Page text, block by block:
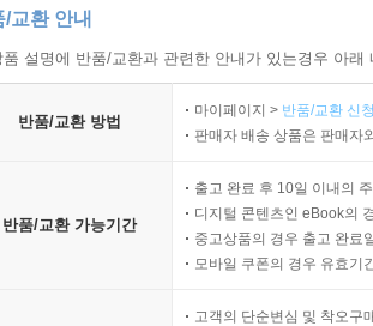
/교환 안내
설명에 반품/교환과 관련한 안내가 있는경우 아
반품/교환 방법
마이페이지 > 반품/교환 신
판매자 배송 상품은 판매자
반품/교환 가능기간
출고 완료 후 10일 이내의
디지털 콘텐츠인 eBook의
중고상품의 경우 출고 완료
모바일 쿠폰의 경우 유효기
고객의 단순변심 및 착오구